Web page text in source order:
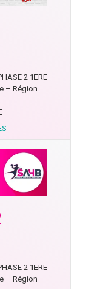
2 1ERE
– Région
2 1ERE
– Région